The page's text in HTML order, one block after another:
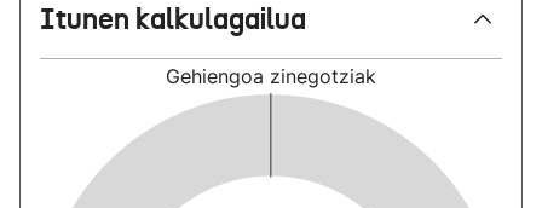
Itunen kalkulagailua
Gehiengoa zinegotziak